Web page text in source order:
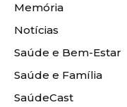
Memória
Notícias
Saúde e Bem-Estar
Saúde e Família
SaúdeCast